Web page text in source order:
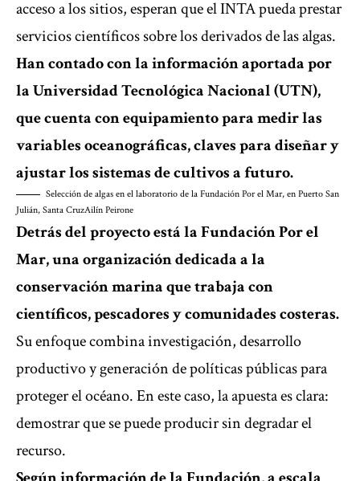
acceso a los sitios, esperan que el INTA pueda prestar
servicios científicos sobre los derivados de las algas.
Han contado con la información aportada por
la Universidad Tecnológica Nacional (UTN),
que cuenta con equipamiento para medir las
variables oceanográficas, claves para diseñar y
ajustar los sistemas de cultivos a futuro.
Selección de algas en el laboratorio de la Fundación Por el Mar, en Puerto San
Julián, Santa CruzAilín Peirone
Detrás del proyecto está la Fundación Por el
Mar, una organización dedicada a la
conservación marina que trabaja con
científicos, pescadores y comunidades costeras.
Su enfoque combina investigación, desarrollo
productivo y generación de políticas públicas para
proteger el océano. En este caso, la apuesta es clara:
demostrar que se puede producir sin degradar el
recurso.